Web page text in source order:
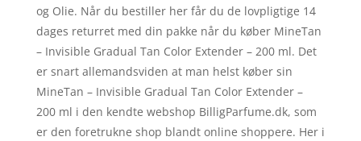
og Olie. Når du bestiller her får du de lovpligtige 14
dages returret med din pakke når du køber MineTan
– Invisible Gradual Tan Color Extender – 200 ml. Det
er snart allemandsviden at man helst køber sin
MineTan – Invisible Gradual Tan Color Extender –
200 ml i den kendte webshop BilligParfume.dk, som
er den foretrukne shop blandt online shoppere. Her i